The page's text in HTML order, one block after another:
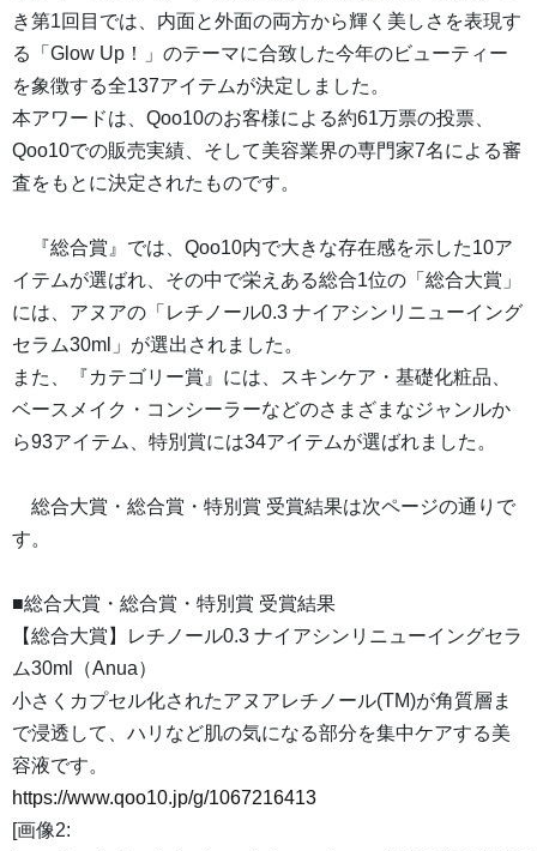
き第1回目では、内面と外面の両方から輝く美しさを表現す
る「Glow Up！」のテーマに合致した今年のビューティー
を象徴する全137アイテムが決定しました。
本アワードは、Qoo10のお客様による約61万票の投票、
Qoo10での販売実績、そして美容業界の専門家7名による審
査をもとに決定されたものです。
『総合賞』では、Qoo10内で大きな存在感を示した10ア
イテムが選ばれ、その中で栄えある総合1位の「総合大賞」
には、アヌアの「レチノール0.3 ナイアシンリニューイング
セラム30ml」が選出されました。
また、『カテゴリー賞』には、スキンケア・基礎化粧品、
ベースメイク・コンシーラーなどのさまざまなジャンルか
ら93アイテム、特別賞には34アイテムが選ばれました。
総合大賞・総合賞・特別賞 受賞結果は次ページの通りで
す。
■総合大賞・総合賞・特別賞 受賞結果
【総合大賞】レチノール0.3 ナイアシンリニューイングセラ
ム30ml（Anua）
小さくカプセル化されたアヌアレチノール(TM)が角質層ま
で浸透して、ハリなど肌の気になる部分を集中ケアする美
容液です。
https://www.qoo10.jp/g/1067216413
[画像2: